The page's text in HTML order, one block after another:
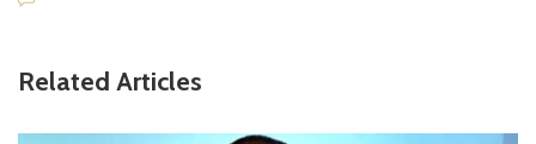
Related Articles